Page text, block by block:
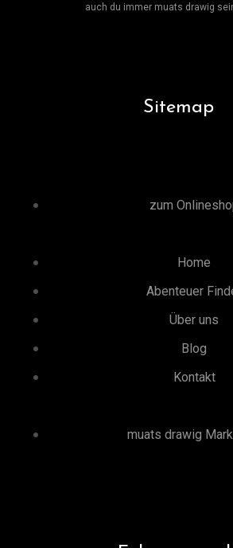
auch du immer muats drawig
Sitemap
zum
Home
Abenteuer
Über uns
Blog
Kontakt
muats drawig